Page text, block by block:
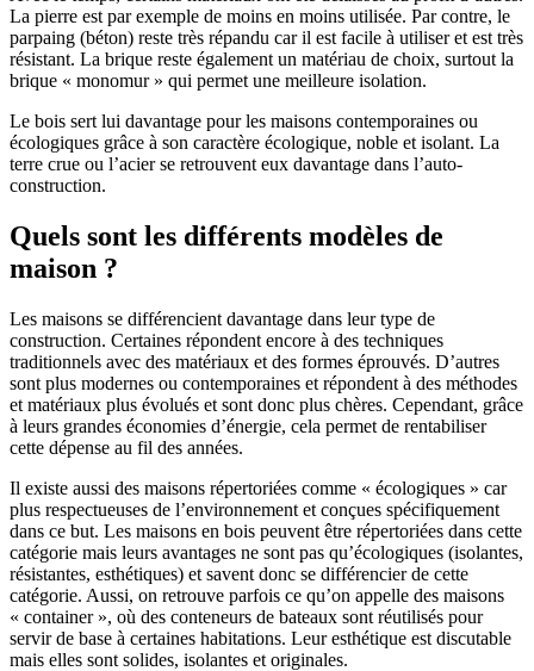
La pierre est par exemple de moins en moins utilisée. Par contre, le
parpaing (béton) reste très répandu car il est facile à utiliser et est très
résistant. La brique reste également un matériau de choix, surtout la
brique « monomur » qui permet une meilleure isolation.
Le bois sert lui davantage pour les maisons contemporaines ou
écologiques grâce à son caractère écologique, noble et isolant. La
terre crue ou l’acier se retrouvent eux davantage dans l’auto-
construction.
Quels sont les différents modèles de
maison ?
Les maisons se différencient davantage dans leur type de
construction. Certaines répondent encore à des techniques
traditionnels avec des matériaux et des formes éprouvés. D’autres
sont plus modernes ou contemporaines et répondent à des méthodes
et matériaux plus évolués et sont donc plus chères. Cependant, grâce
à leurs grandes économies d’énergie, cela permet de rentabiliser
cette dépense au fil des années.
Il existe aussi des maisons répertoriées comme « écologiques » car
plus respectueuses de l’environnement et conçues spécifiquement
dans ce but. Les maisons en bois peuvent être répertoriées dans cette
catégorie mais leurs avantages ne sont pas qu’écologiques (isolantes,
résistantes, esthétiques) et savent donc se différencier de cette
catégorie. Aussi, on retrouve parfois ce qu’on appelle des maisons
« container », où des conteneurs de bateaux sont réutilisés pour
servir de base à certaines habitations. Leur esthétique est discutable
mais elles sont solides, isolantes et originales.